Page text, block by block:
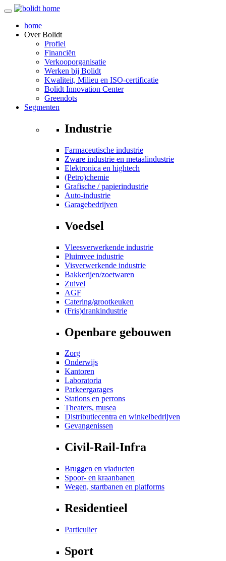
home
OverBolidt
Profiel
Financiën
Verkooporganisatie
Werken bij Bolidt
Kwaliteit, Milieu en ISO-certificatie
Bolidt Innovation Center
Greendots
Segmenten
Industrie
Farmaceutische industrie
Zware industrie en metaalindustrie
Elektronica en hightech
(Petro)chemie
Grafische / papierindustrie
Auto-industrie
Garagebedrijven
Voedsel
Vleesverwerkende industrie
Pluimvee industrie
Visverwerkende industrie
Bakkerijen/zoetwaren
Zuivel
AGF
Catering/grootkeuken
(Fris)drankindustrie
Openbare gebouwen
Zorg
Onderwijs
Kantoren
Laboratoria
Parkeergarages
Stations en perrons
Theaters, musea
Distributiecentra en winkelbedrijven
Gevangenissen
Civil-Rail-Infra
Bruggen en viaducten
Spoor- en kraanbanen
Wegen, startbanen en platforms
Residentieel
Particulier
Sport